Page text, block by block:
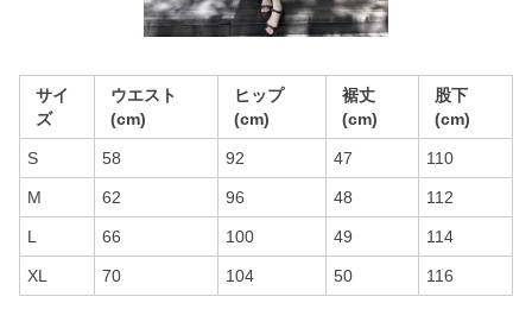
サイ
ズ
ウエスト
(cm)
ヒップ
(cm)
裾丈
(cm)
股下
(cm)
S 58 92 47 110
M 62 96 48 112
L 66 100 49 114
XL 70 104 50 116